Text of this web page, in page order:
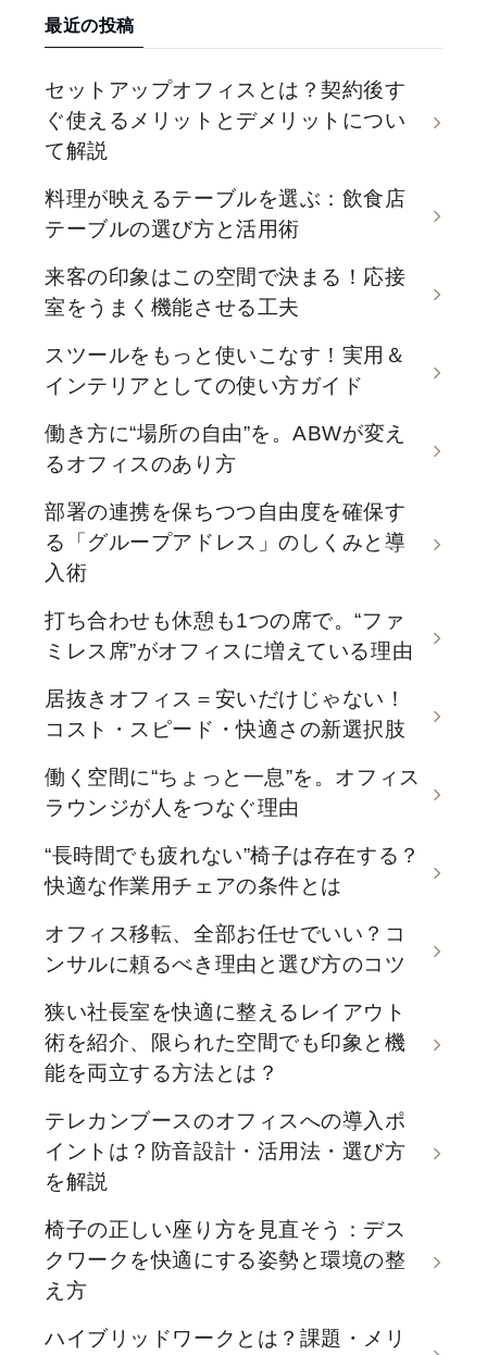
最近の投稿
セットアップオフィスとは？契約後す
ぐ使えるメリットとデメリットについ
て解説
料理が映えるテーブルを選ぶ：飲食店
テーブルの選び方と活用術
来客の印象はこの空間で決まる！応接
室をうまく機能させる工夫
スツールをもっと使いこなす！実用＆
インテリアとしての使い方ガイド
働き方に“場所の自由”を。ABWが変え
るオフィスのあり方
部署の連携を保ちつつ自由度を確保す
る「グループアドレス」のしくみと導
入術
打ち合わせも休憩も1つの席で。“ファ
ミレス席”がオフィスに増えている理由
居抜きオフィス＝安いだけじゃない！
コスト・スピード・快適さの新選択肢
働く空間に“ちょっと一息”を。オフィス
ラウンジが人をつなぐ理由
“長時間でも疲れない”椅子は存在する？
快適な作業用チェアの条件とは
オフィス移転、全部お任せでいい？コ
ンサルに頼るべき理由と選び方のコツ
狭い社長室を快適に整えるレイアウト
術を紹介、限られた空間でも印象と機
能を両立する方法とは？
テレカンブースのオフィスへの導入ポ
イントは？防音設計・活用法・選び方
を解説
椅子の正しい座り方を見直そう：デス
クワークを快適にする姿勢と環境の整
え方
ハイブリッドワークとは？課題・メリ